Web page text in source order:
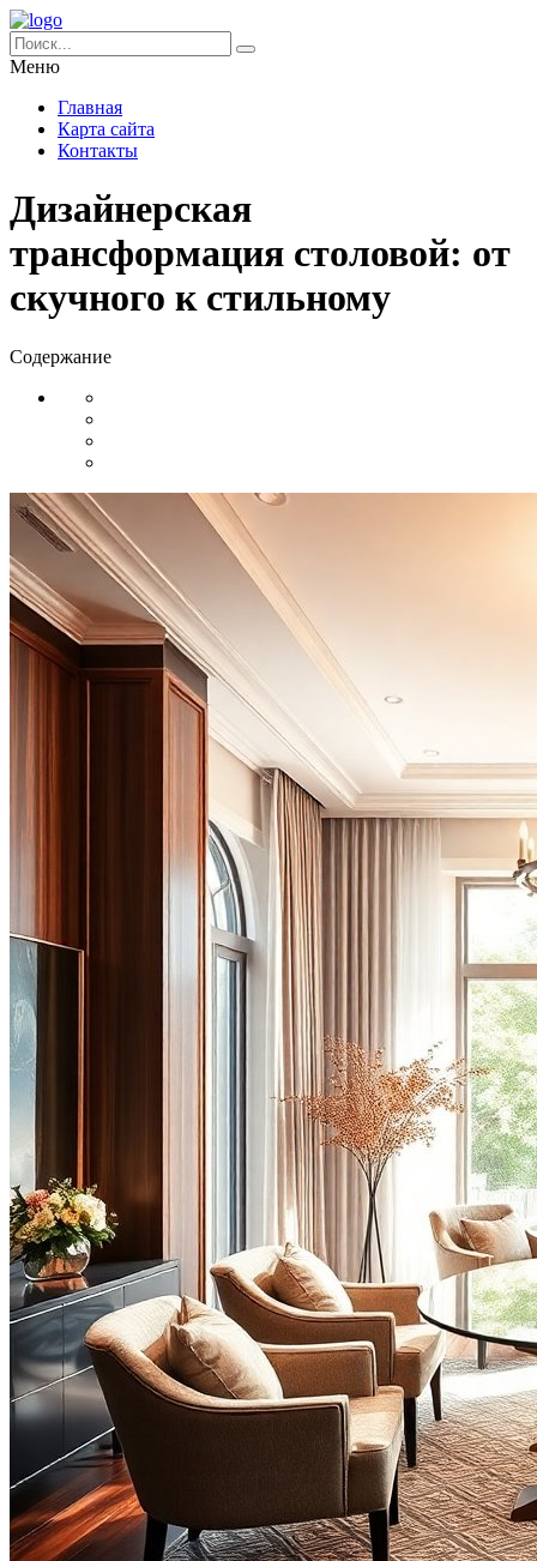
Меню
Главная
Карта сайта
Контакты
Дизайнерская
трансформация столовой: от
скучного к стильному
Содержание